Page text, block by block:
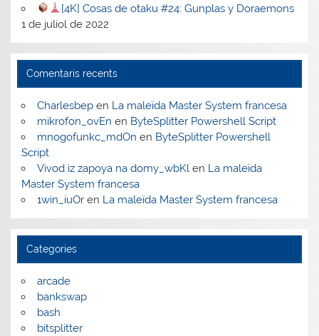
[4K] Cosas de otaku #24: Gunplas y Doraemons
1 de juliol de 2022
Comentaris recents
Charlesbepen La maleïda Master System francesa
mikrofon_ovEn en ByteSplitter Powershell Script
mnogofunkc_mdOn en ByteSplitter Powershell
Script
Vivod iz zapoya na domy_wbKlen La maleïda
Master System francesa
1win_iuOren La maleïda Master System francesa
Categories
arcade
bankswap
bash
bitsplitter